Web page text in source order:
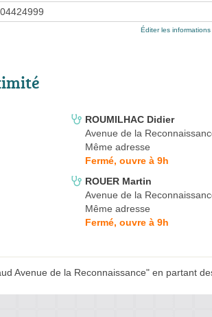
Éditer les
ROUMILHAC Didier
Avenue de la
Même adresse
Fermé, ouvre à 9h
ROUER Martin
Avenue de la
Même adresse
Fermé, ouvre à 9h
Avenue de la Reconnaissance" en partant